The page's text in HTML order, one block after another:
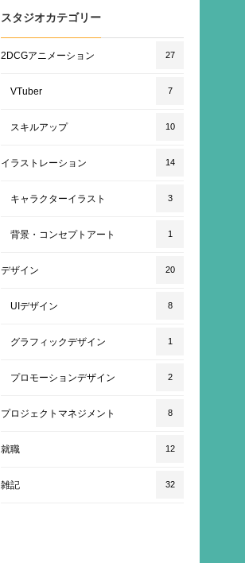
スタジオカテゴリー
2DCGアニメーション 27
VTuber 7
スキルアップ 10
イラストレーション 14
キャラクターイラスト 3
背景・コンセプトアート 1
デザイン 20
UIデザイン 8
グラフィックデザイン 1
プロモーションデザイン 2
プロジェクトマネジメント 8
就職 12
雑記 32